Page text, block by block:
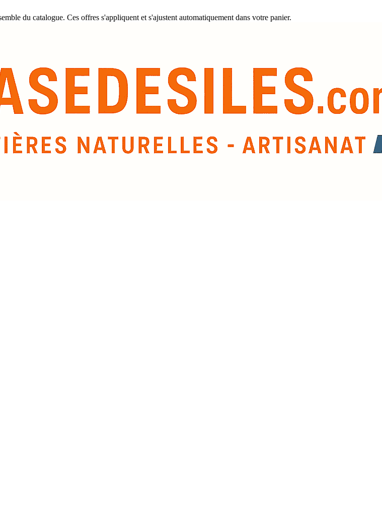
du catalogue. Ces offres s'appliquent et s'ajustent automatiquement dans votre panier.